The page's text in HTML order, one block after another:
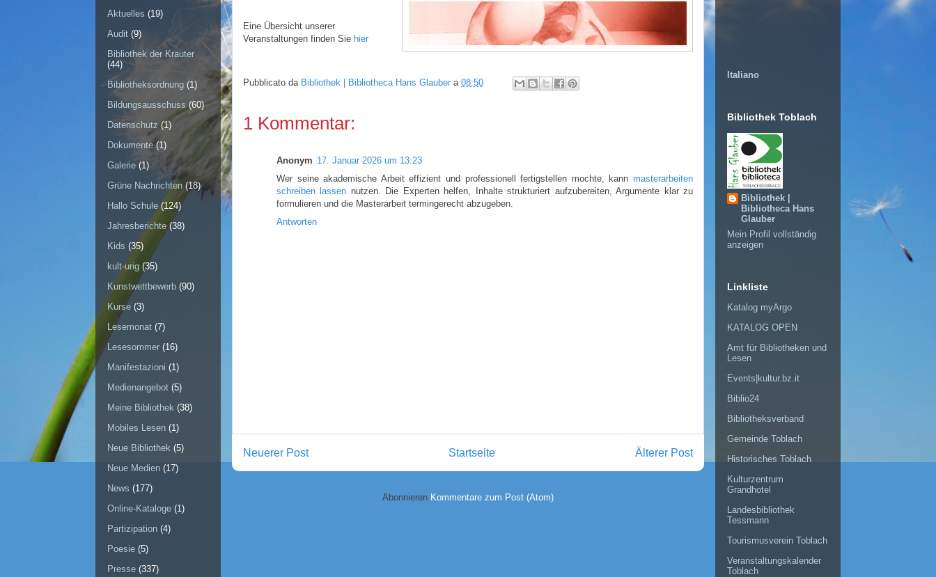
Eine Übersicht unserer
Veranstaltungen finden Sie hier
Pubblicato da Bibliothek | Bibliotheca Hans Glauber a 08:50
1 Kommentar:
Anonym 17. Januar 2026 um 13:23
Wer seine akademische Arbeit effizient und professionell fertigstellen mochte, kann masterarbeiten
schreiben lassen nutzen. Die Experten helfen, Inhalte strukturiert aufzubereiten, Argumente klar zu
formulieren und die Masterarbeit termingerecht abzugeben.
Antworten
Neuerer Post Älterer Post
Startseite
Abonnieren Kommentare zum Post (Atom)
Aktuelles (19)
Audit (9)
Bibliothek der Kräuter
(44)
Bibliotheksordnung (1)
Bildungsausschuss (60)
Datenschutz (1)
Dokumente (1)
Galerie (1)
Grüne Nachrichten (18)
Hallo Schule (124)
Jahresberichte (38)
Kids (35)
kult-urig (35)
Kunstwettbewerb (90)
Kurse (3)
Lesemonat (7)
Lesesommer (16)
Manifestazioni (1)
Medienangebot (5)
Meine Bibliothek (38)
Mobiles Lesen (1)
Neue Bibliothek (5)
Neue Medien (17)
News (177)
Online-Kataloge (1)
Partizipation (4)
Poesie (5)
Presse (337)
Italiano
Bibliothek Toblach
Bibliothek |
Bibliotheca Hans
Glauber
Mein Profil vollständig
anzeigen
Linkliste
Katalog myArgo
KATALOG OPEN
Amt für Bibliotheken und
Lesen
Events|kultur.bz.it
Biblio24
Bibliotheksverband
Gemeinde Toblach
Historisches Toblach
Kulturzentrum
Grandhotel
Landesbibliothek
Tessmann
Tourismusverein Toblach
Veranstaltungskalender
Toblach